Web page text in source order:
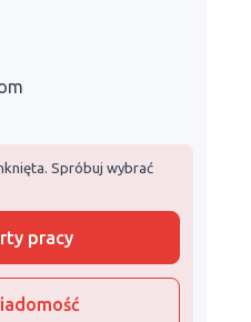
Spróbuj wybrać
pracy